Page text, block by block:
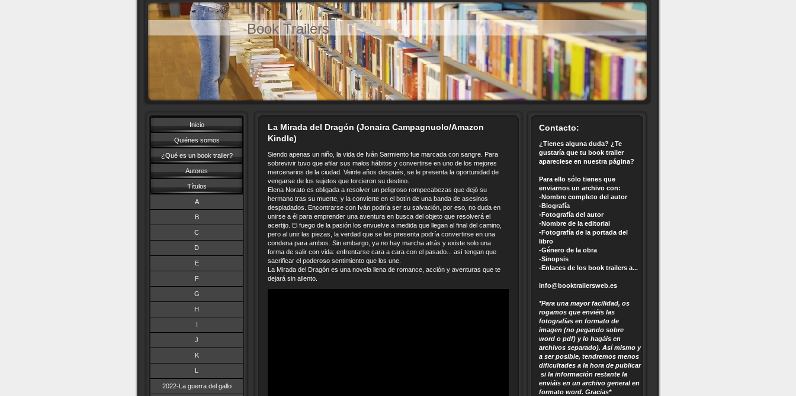
Book Trailers
Inicio
Quiénes somos
¿Qué es un book trailer?
Autores
Títulos
A
B
C
D
E
F
G
H
I
J
K
L
2022-La guerra del gallo
La Mirada del Dragón (Jonaira Campagnuolo/Amazon
Kindle)
Siendo apenas un niño, la vida de Iván Sarmiento fue marcada con sangre. Para
sobrevivir tuvo que afilar sus malos hábitos y convertirse en uno de los mejores
mercenarios de la ciudad. Veinte años después, se le presenta la oportunidad de
vengarse de los sujetos que torcieron su destino.
Elena Norato es obligada a resolver un peligroso rompecabezas que dejó su
hermano tras su muerte, y la convierte en el botín de una banda de asesinos
despiadados. Encontrarse con Iván podría ser su salvación, por eso, no duda en
unirse a él para emprender una aventura en busca del objeto que resolverá el
acertijo. El fuego de la pasión los envuelve a medida que llegan al final del camino,
pero al unir las piezas, la verdad que se les presenta podría convertirse en una
condena para ambos. Sin embargo, ya no hay marcha atrás y existe solo una
forma de salir con vida: enfrentarse cara a cara con el pasado... así tengan que
sacrificar el poderoso sentimiento que los une.
La Mirada del Dragón es una novela llena de romance, acción y aventuras que te
dejará sin aliento.
Contacto:
¿Tienes alguna duda? ¿Te
gustaría que tu book trailer
apareciese en nuestra página?
Para ello sólo tienes que
enviarnos un archivo con:
-Nombre completo del autor
-Biografía
-Fotografía del autor
-Nombre de la editorial
-Fotografía de la portada del
libro
-Género de la obra
-Sinopsis
-Enlaces de los book trailers a...
info@booktrailersweb.es
*Para una mayor facilidad, os
rogamos que enviéis las
fotografías en formato de
imagen (no pegando sobre
word o pdf) y lo hagáis en
archivos separado). Así mismo y
a ser posible, tendremos menos
dificultades a la hora de publicar
si la información restante la
enviáis en un archivo general en
formato word. Gracias*